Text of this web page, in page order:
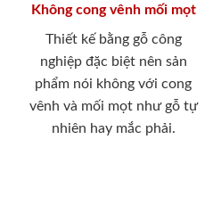
Không cong vênh mối mọt
Thiết kế bằng gỗ công
nghiệp đặc biệt nên sản
phẩm nói không với cong
vênh và mối mọt như gỗ tự
nhiên hay mắc phải.